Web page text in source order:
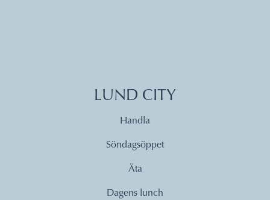
LUND CITY
Handla
Söndagsöppet
Äta
Dagens lunch